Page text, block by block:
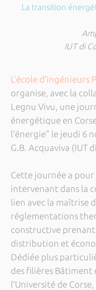
La transition
IUT di
L’école d’ingénieurs
organise, avec la
Legnu Vivu, une
énergétique en
l’énergie" le jeudi 6
G.B. Acquaviva (IUT
Cette journée a
intervenant dans la
lien avec la maîtrise
réglementations
constructive
distribution et
Dédiée plus
des filières Bâtiment
l’Université de